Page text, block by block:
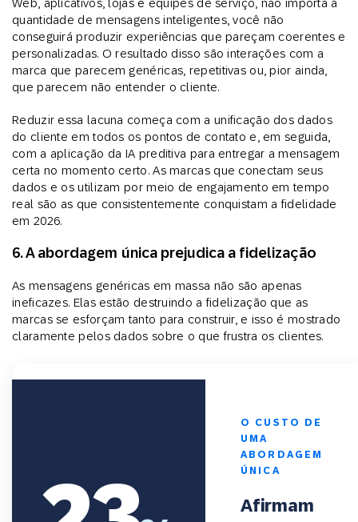
Web, aplicativos, lojas e equipes de serviço, não importa a
quantidade de mensagens inteligentes, você não
conseguirá produzir experiências que pareçam coerentes e
personalizadas. O resultado disso são interações com a
marca que parecem genéricas, repetitivas ou, pior ainda,
que parecem não entender o cliente.
Reduzir essa lacuna começa com a unificação dos dados
do cliente em todos os pontos de contato e, em seguida,
com a aplicação da IA preditiva para entregar a mensagem
certa no momento certo. As marcas que conectam seus
dados e os utilizam por meio de engajamento em tempo
real são as que consistentemente conquistam a fidelidade
em 2026.
6. A abordagem única prejudica a fidelização
As mensagens genéricas em massa não são apenas
ineficazes. Elas estão destruindo a fidelização que as
marcas se esforçam tanto para construir, e isso é mostrado
claramente pelos dados sobre o que frustra os clientes.
O CUSTO DE
UMA
ABORDAGEM
ÚNICA
Afirmam